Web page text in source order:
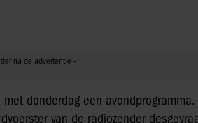
donderdag een
van de radiozender